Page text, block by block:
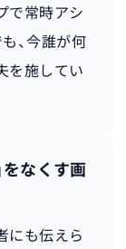
で常時アシ
、今誰が何
を施してい
をなくす画
にも伝えら